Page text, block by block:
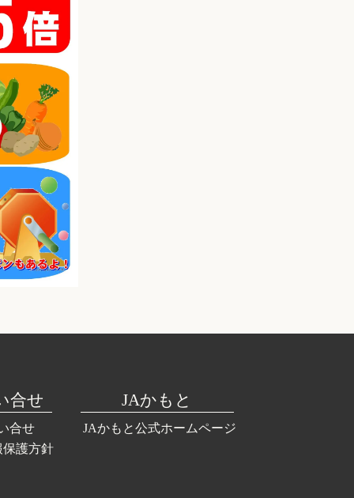
合せ
合せ
保護方針
JAかもと
JAかもと公式ホームページ